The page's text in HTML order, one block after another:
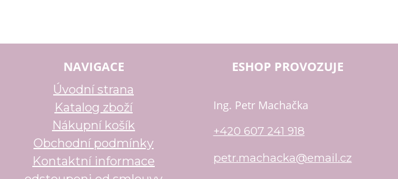
NAVIGACE
Úvodní strana
Katalog zboží
Nákupní košík
Obchodní podmínky
Kontaktní informace
ESHOP PROVOZUJE
Ing. Petr Machačka
+420 607 241 918
petr.machacka@email.cz